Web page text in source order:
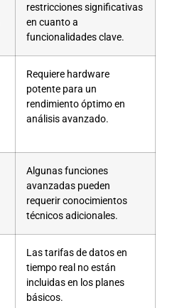
restricciones significativas
en cuanto a
funcionalidades clave.
Requiere hardware
potente para un
rendimiento óptimo en
análisis avanzado.
Algunas funciones
avanzadas pueden
requerir conocimientos
técnicos adicionales.
Las tarifas de datos en
tiempo real no están
incluidas en los planes
básicos.